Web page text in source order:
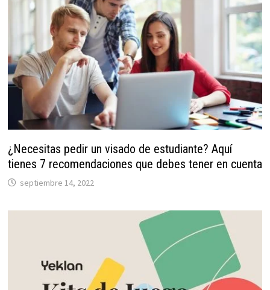
¿Necesitas pedir un visado de estudiante? Aquí
tienes 7 recomendaciones que debes tener en cuenta
septiembre 14, 2022